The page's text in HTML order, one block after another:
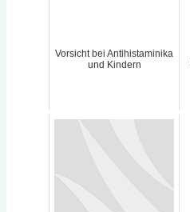
Vorsicht bei Antihistaminika
und Kindern